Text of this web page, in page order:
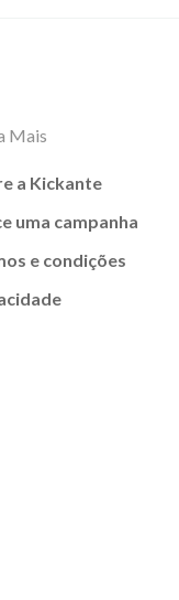
Mais
a Kickante
uma campanha
e condições